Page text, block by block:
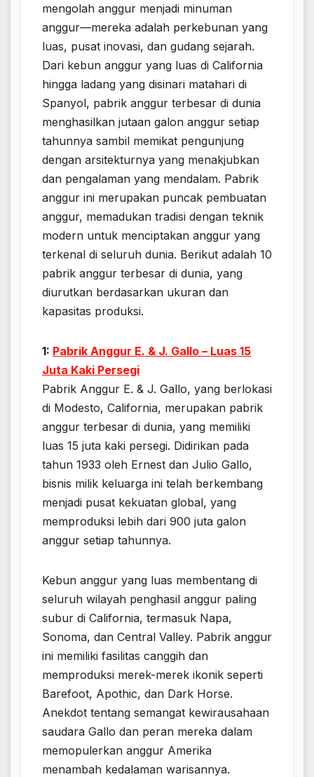
mengolah anggur menjadi minuman
anggur—mereka adalah perkebunan yang
luas, pusat inovasi, dan gudang sejarah.
Dari kebun anggur yang luas di California
hingga ladang yang disinari matahari di
Spanyol, pabrik anggur terbesar di dunia
menghasilkan jutaan galon anggur setiap
tahunnya sambil memikat pengunjung
dengan arsitekturnya yang menakjubkan
dan pengalaman yang mendalam. Pabrik
anggur ini merupakan puncak pembuatan
anggur, memadukan tradisi dengan teknik
modern untuk menciptakan anggur yang
terkenal di seluruh dunia. Berikut adalah 10
pabrik anggur terbesar di dunia, yang
diurutkan berdasarkan ukuran dan
kapasitas produksi.
1: Pabrik Anggur E. & J. Gallo – Luas 15
Juta Kaki Persegi
Pabrik Anggur E. & J. Gallo, yang berlokasi
di Modesto, California, merupakan pabrik
anggur terbesar di dunia, yang memiliki
luas 15 juta kaki persegi. Didirikan pada
tahun 1933 oleh Ernest dan Julio Gallo,
bisnis milik keluarga ini telah berkembang
menjadi pusat kekuatan global, yang
memproduksi lebih dari 900 juta galon
anggur setiap tahunnya.
Kebun anggur yang luas membentang di
seluruh wilayah penghasil anggur paling
subur di California, termasuk Napa,
Sonoma, dan Central Valley. Pabrik anggur
ini memiliki fasilitas canggih dan
memproduksi merek-merek ikonik seperti
Barefoot, Apothic, dan Dark Horse.
Anekdot tentang semangat kewirausahaan
saudara Gallo dan peran mereka dalam
memopulerkan anggur Amerika
menambah kedalaman warisannya.